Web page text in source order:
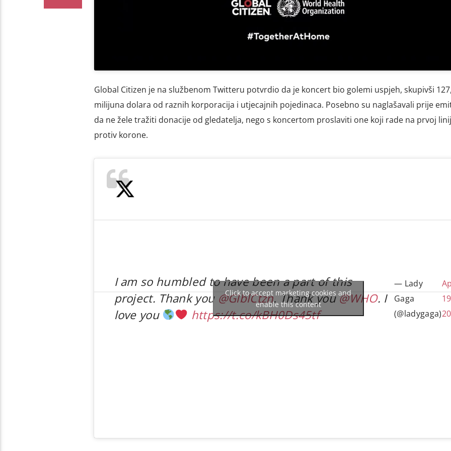
Global Citizen je na službenom Twitteru potvrdio da je koncert bio golemi uspjeh, skupivši
milijuna dolara od raznih korporacija i utjecajnih pojedinaca. Posebno su naglašavali prije
da ne žele tražiti donacije od gledatelja, nego s koncertom proslaviti one koji rade na prvoj
protiv korone.
I am so humbled to have been a part of this
project. Thank you @GlblCtzn. Thank you@WHO. I
love you
https://t.co/kBH0Ds45tf
— Lady
Gaga
(@ladygaga)
Click to accept marketing cookies and
enable this content